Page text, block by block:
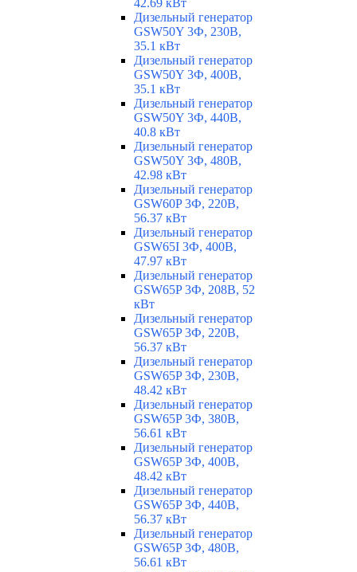
42.69 кВт
Дизельный генератор
GSW50Y 3Ф, 230В,
35.1 кВт
Дизельный генератор
GSW50Y 3Ф, 400В,
35.1 кВт
Дизельный генератор
GSW50Y 3Ф, 440В,
40.8 кВт
Дизельный генератор
GSW50Y 3Ф, 480В,
42.98 кВт
Дизельный генератор
GSW60P 3Ф, 220В,
56.37 кВт
Дизельный генератор
GSW65I 3Ф, 400В,
47.97 кВт
Дизельный генератор
GSW65P 3Ф, 208В, 52
кВт
Дизельный генератор
GSW65P 3Ф, 220В,
56.37 кВт
Дизельный генератор
GSW65P 3Ф, 230В,
48.42 кВт
Дизельный генератор
GSW65P 3Ф, 380В,
56.61 кВт
Дизельный генератор
GSW65P 3Ф, 400В,
48.42 кВт
Дизельный генератор
GSW65P 3Ф, 440В,
56.37 кВт
Дизельный генератор
GSW65P 3Ф, 480В,
56.61 кВт